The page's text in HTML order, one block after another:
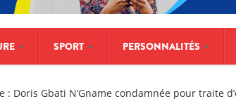
SPORT PERSONNALITÉS
Doris Gbati N’Gname condamnée pour traite